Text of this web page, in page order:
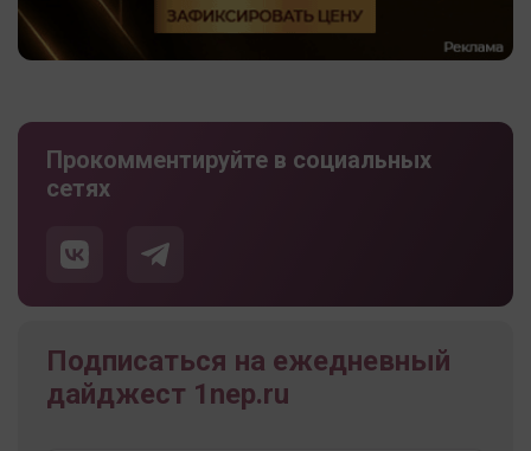
Прокомментируйте в социальных
сетях
Подписаться на ежедневный
дайджест 1nep.ru